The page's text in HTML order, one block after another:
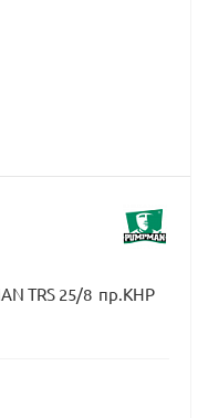
TRS 25/8 пр.КНР